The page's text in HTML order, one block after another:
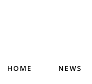
HOME NEWS